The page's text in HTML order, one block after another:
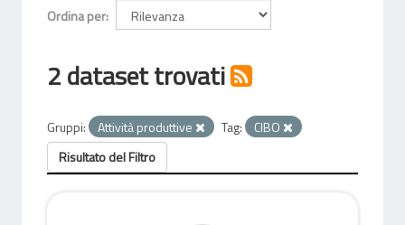
Ordina per
2 dataset trovati
Gruppi: Attività produttive Tag:
CIBO
Risultato del Filtro